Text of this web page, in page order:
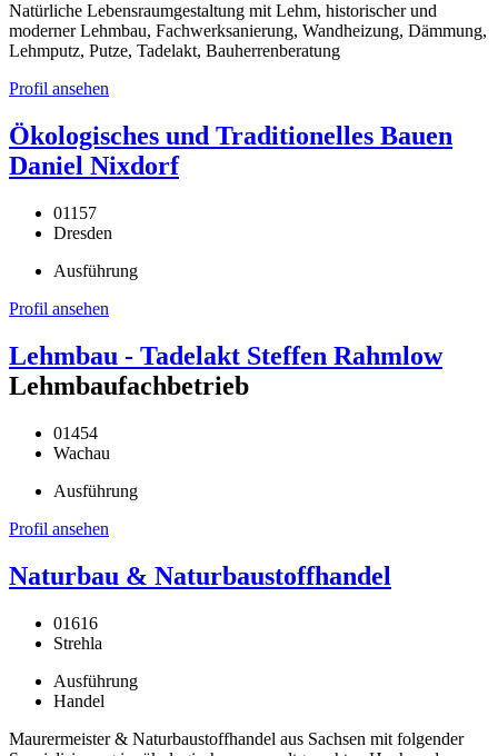
Natürliche Lebensraumgestaltung mit Lehm, historischer und
moderner Lehmbau, Fachwerksanierung, Wandheizung, Dämmung,
Lehmputz, Putze, Tadelakt, Bauherrenberatung
Profil ansehen
Ökologisches und Traditionelles Bauen
Daniel Nixdorf
01157
Dresden
Ausführung
Profil ansehen
Lehmbau - Tadelakt Steffen Rahmlow
Lehmbaufachbetrieb
01454
Wachau
Ausführung
Profil ansehen
Naturbau & Naturbaustoffhandel
01616
Strehla
Ausführung
Handel
Maurermeister & Naturbaustoffhandel aus Sachsen mit folgender